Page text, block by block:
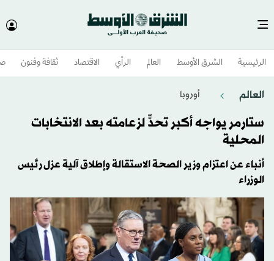
الرئيسية الشرق الأوسط​ العالم الرأي الاقتصاد ثقافة وفنون
العالم أوروبا
ستارمر يواجه أكبر تحدٍّ لزعامته بعد الانتخابات
المحلية
أنباء عن اعتزام وزير الصحة الاستقالة وإطلاق آلية عزل رئيس
الوزراء